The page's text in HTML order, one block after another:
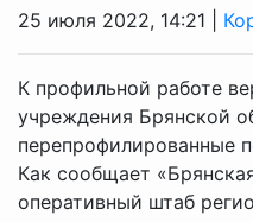
25 июля 2022, 14:21 |
К профильной работе
учреждения Брянской
перепрофилированные
Как сообщает
оперативный штаб